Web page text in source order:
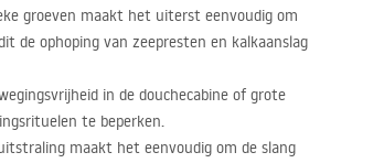
groeven maakt het uiterst eenvoudig om
de ophoping van zeepresten en kalkaanslag
in de douchecabine of grote
te beperken.
maakt het eenvoudig om de slang